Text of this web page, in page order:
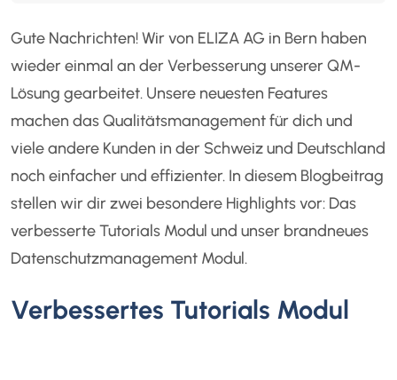
Gute Nachrichten! Wir von ELIZA AG in Bern haben
wieder einmal an der Verbesserung unserer QM-
Lösung gearbeitet. Unsere neuesten Features
machen das Qualitätsmanagement für dich und
viele andere Kunden in der Schweiz und Deutschland
noch einfacher und effizienter. In diesem Blogbeitrag
stellen wir dir zwei besondere Highlights vor: Das
verbesserte Tutorials Modul und unser brandneues
Datenschutzmanagement Modul.
Verbessertes Tutorials Modul